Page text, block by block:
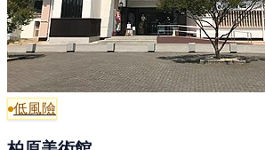
低風險